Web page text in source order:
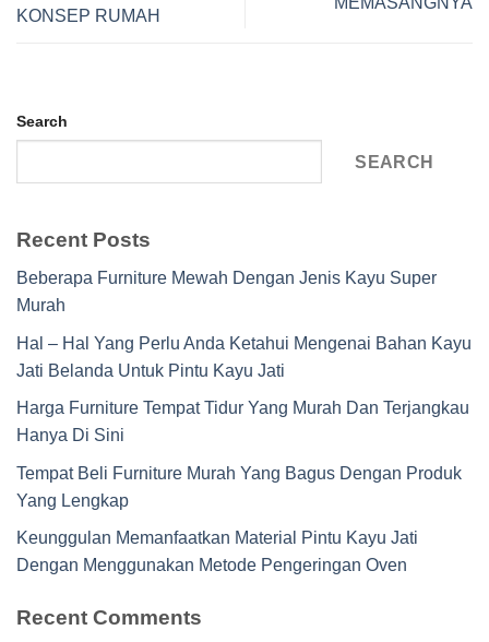
KONSEP RUMAH
Search
SEARCH
Recent Posts
Beberapa Furniture Mewah Dengan Jenis Kayu Super
Murah
Hal – Hal Yang Perlu Anda Ketahui Mengenai Bahan Kayu
Jati Belanda Untuk Pintu Kayu Jati
Harga Furniture Tempat Tidur Yang Murah Dan Terjangkau
Hanya Di Sini
Tempat Beli Furniture Murah Yang Bagus Dengan Produk
Yang Lengkap
Keunggulan Memanfaatkan Material Pintu Kayu Jati
Dengan Menggunakan Metode Pengeringan Oven
Recent Comments